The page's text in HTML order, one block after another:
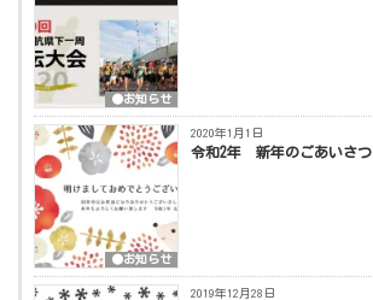
●お知らせ
●お知らせ
2020年1月1日
令和2年 新年のごあいさつ
2019年12月28日